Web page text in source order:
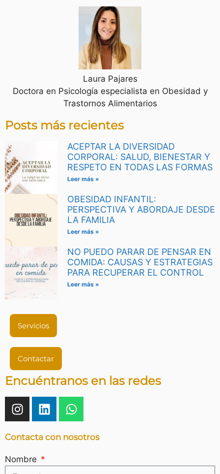
Laura Pajares
Doctora en Psicología especialista en Obesidad y
Trastornos Alimentarios
Posts más recientes
ACEPTAR LA DIVERSIDAD
CORPORAL: SALUD, BIENESTAR Y
RESPETO EN TODAS LAS FORMAS
Leer más »
OBESIDAD INFANTIL:
PERSPECTIVA Y ABORDAJE DESDE
LA FAMILIA
Leer más »
NO PUEDO PARAR DE PENSAR EN
COMIDA: CAUSAS Y ESTRATEGIAS
PARA RECUPERAR EL CONTROL
Leer más »
Servicios
Contactar
Encuéntranos en las redes
Contacta con nosotros
Nombre